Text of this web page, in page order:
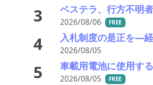
3 2026/08/06 FREE
4 2026/08/05
5 2026/08/05 FREE